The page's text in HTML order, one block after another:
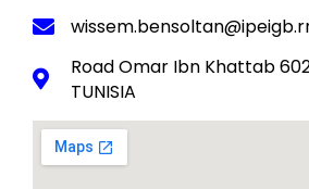
Road Omar Ibn Khattab
TUNISIA